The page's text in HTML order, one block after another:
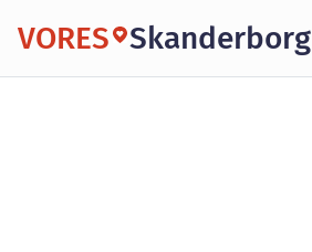
VORES Skanderborg